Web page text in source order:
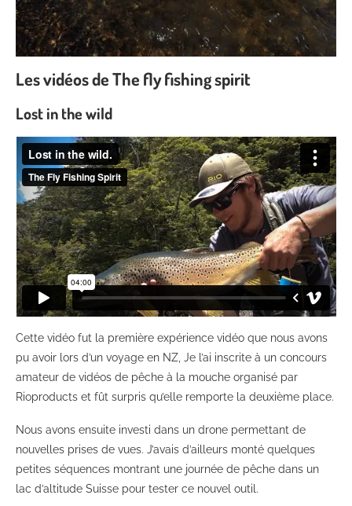
Les vidéos de The fly fishing spirit
Lost in the wild
Cette vidéo fut la première expérience vidéo que nous avons
pu avoir lors d’un voyage en NZ, Je l’ai inscrite à un concours
amateur de vidéos de pêche à la mouche organisé par
Rioproducts et fût surpris qu’elle remporte la deuxième place.
Nous avons ensuite investi dans un drone permettant de
nouvelles prises de vues. J’avais d’ailleurs monté quelques
petites séquences montrant une journée de pêche dans un
lac d’altitude Suisse pour tester ce nouvel outil.